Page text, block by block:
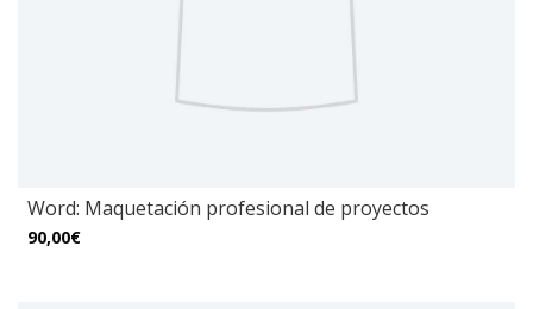
Word: Maquetación profesional de proyectos
90,00€